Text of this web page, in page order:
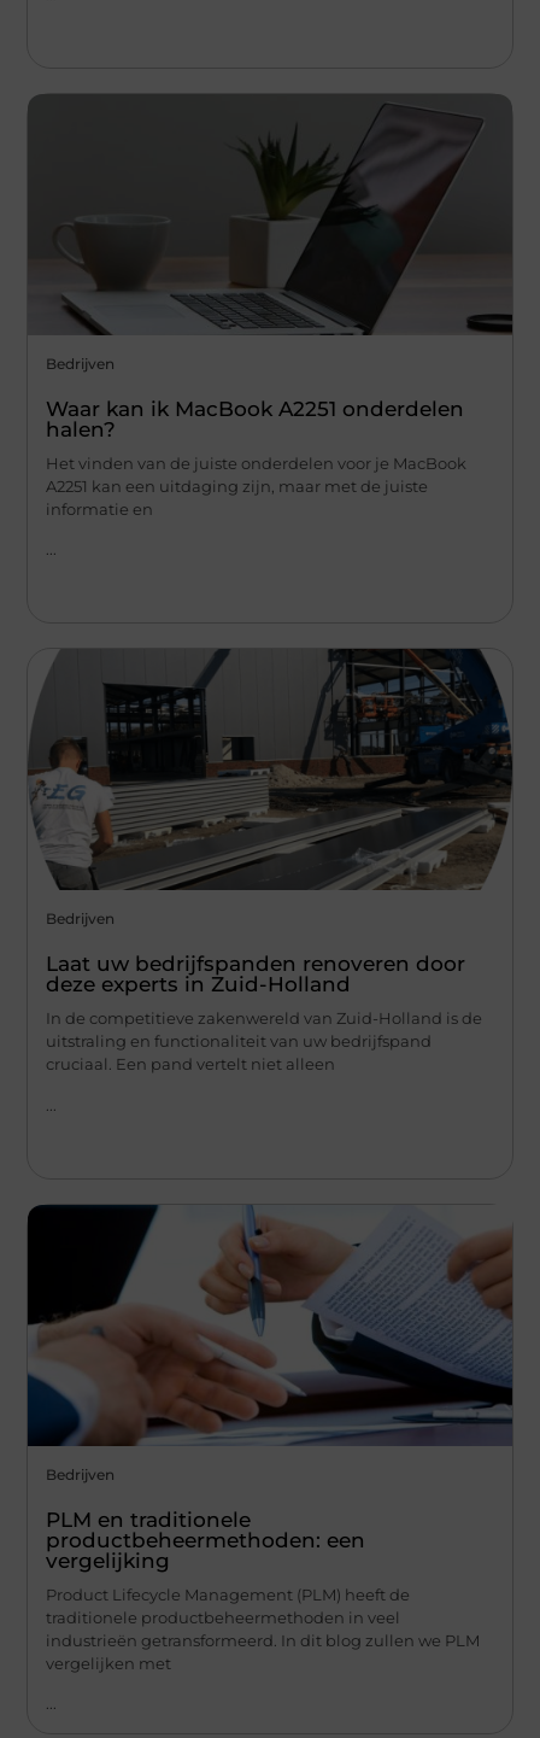
Bedrijven
Waar kan ik MacBook A2251 onderdelen
halen?
Het vinden van de juiste onderdelen voor je MacBook
A2251 kan een uitdaging zijn, maar met de juiste
informatie en
...
Bedrijven
Laat uw bedrijfspanden renoveren door
deze experts in Zuid-Holland
In de competitieve zakenwereld van Zuid-Holland is de
uitstraling en functionaliteit van uw bedrijfspand
cruciaal. Een pand vertelt niet alleen
Bedrijven
PLM en traditionele
productbeheermethoden: een
vergelijking
Product Lifecycle Management (PLM) heeft de
traditionele productbeheermethoden in veel
industrieën getransformeerd. In dit blog zullen we PLM
vergelijken met